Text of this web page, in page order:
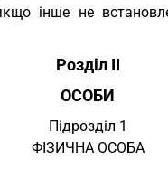
інше не
Розділ II
ОСОБИ
Підрозділ 1
ФІЗИЧНА ОСОБА